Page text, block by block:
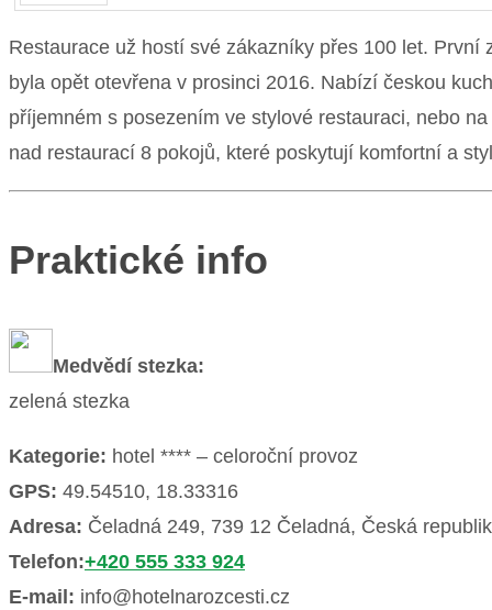
Restaurace už hostí své zákazníky přes 100 let.
byla opět otevřena v prosinci 2016. Nabízí českou
příjemném s posezením ve stylové restauraci, nebo
nad restaurací 8 pokojů, které poskytují komfortní a
Praktické info
Medvědí stezka:
zelená stezka
Kategorie: hotel **** – celoroční provoz
GPS: 49.54510, 18.33316
Adresa: Čeladná 249, 739 12 Čeladná, Česká
Telefon:+420 555 333 924
E-mail: info@hotelnarozcesti.cz